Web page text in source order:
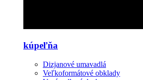
kúpeľňa
Dizjanové umavadlá
Veľkoformátové obklady